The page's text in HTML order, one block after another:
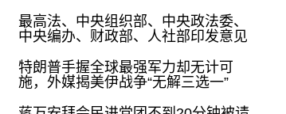
最高法、中央组织部、中央政法委、
中央编办、财政部、人社部印发意见
特朗普手握全球最强军力却无计可
施，外媒揭美伊战争“无解三选一”